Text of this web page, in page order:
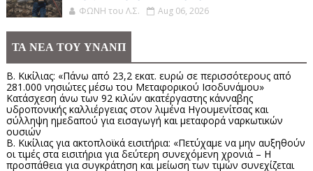
ΦΩΝΗ του Λ.Σ. Aug 06, 2026
ΤΑ ΝΕΑ ΤΟΥ ΥΝΑΝΠ
Β. Κικίλιας: «Πάνω από 23,2 εκατ. ευρώ σε περισσότερους από
281.000 νησιώτες μέσω του Μεταφορικού Ισοδυνάμου»
Κατάσχεση άνω των 92 κιλών ακατέργαστης κάνναβης
υδροπονικής καλλιέργειας στον λιμένα Ηγουμενίτσας και
σύλληψη ημεδαπού για εισαγωγή και μεταφορά ναρκωτικών
ουσιών
Β. Κικίλιας για ακτοπλοϊκά εισιτήρια: «Πετύχαμε να μην αυξηθούν
οι τιμές στα εισιτήρια για δεύτερη συνεχόμενη χρονιά – Η
προσπάθεια για συγκράτηση και μείωση των τιμών συνεχίζεται